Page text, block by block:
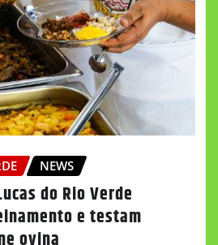
NEWS
do Rio Verde
e testam